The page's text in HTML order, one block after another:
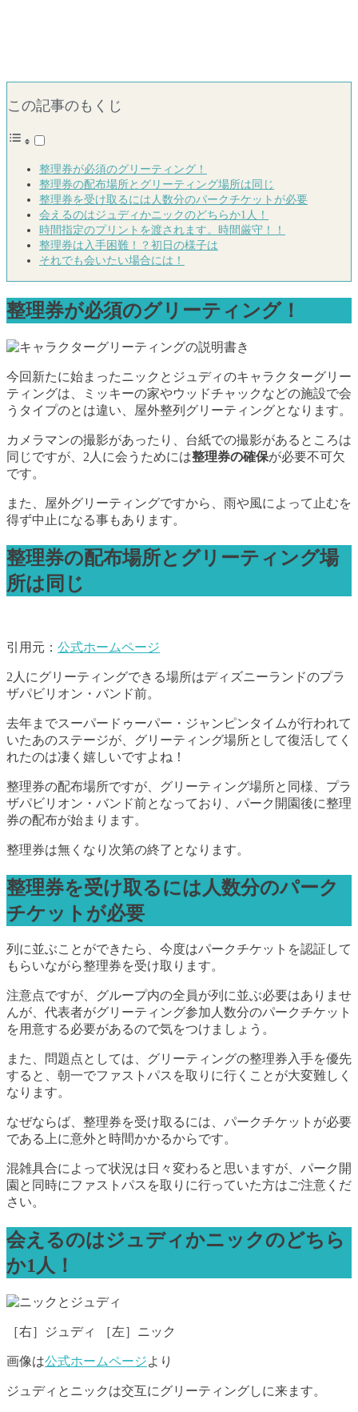
この記事のもくじ
整理券が必須のグリーティング！
整理券の配布場所とグリーティング場所は同じ
整理券を受け取るには人数分のパークチケットが必要
会えるのはジュディかニックのどちらか1人！
時間指定のプリントを渡されます。時間厳守！！
整理券は入手困難！？初日の様子は
それでも会いたい場合には！
整理券が必須のグリーティング！
今回新たに始まったニックとジュディのキャラクターグリー
ティングは、ミッキーの家やウッドチャックなどの施設で会
うタイプのとは違い、屋外整列グリーティングとなります。
カメラマンの撮影があったり、台紙での撮影があるところは
同じですが、2人に会うためには整理券の確保が必要不可欠
です。
また、屋外グリーティングですから、雨や風によって止むを
得ず中止になる事もあります。
整理券の配布場所とグリーティング場
所は同じ
引用元： 公式ホームページ
2人にグリーティングできる場所はディズニーランドのプラ
ザパビリオン・バンド前。
去年までスーパードゥーパー・ジャンピンタイムが行われて
いたあのステージが、グリーティング場所として復活してく
れたのは凄く嬉しいですよね！
整理券の配布場所ですが、グリーティング場所と同様、プラ
ザパビリオン・バンド前となっており、パーク開園後に整理
券の配布が始まります。
整理券は無くなり次第の終了となります。
整理券を受け取るには人数分のパーク
チケットが必要
列に並ぶことができたら、今度はパークチケットを認証して
もらいながら整理券を受け取ります。
注意点ですが、グループ内の全員が列に並ぶ必要はありませ
んが、代表者がグリーティング参加人数分のパークチケット
を用意する必要があるので気をつけましょう。
また、問題点としては、グリーティングの整理券入手を優先
すると、朝一でファストパスを取りに行くことが大変難しく
なります。
なぜならば、整理券を受け取るには、パークチケットが必要
である上に意外と時間かかるからです。
混雑具合によって状況は日々変わると思いますが、パーク開
園と同時にファストパスを取りに行っていた方はご注意くだ
さい。
会えるのはジュディかニックのどちら
か1人！
［右］ジュディ ［左］ニック
画像は公式ホームページより
ジュディとニックは交互にグリーティングしに来ます。